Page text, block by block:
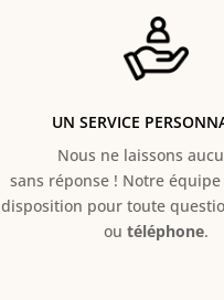
UN SERVICE
Nous ne laissons
sans réponse ! Notre
disposition pour toute
ou téléphone.